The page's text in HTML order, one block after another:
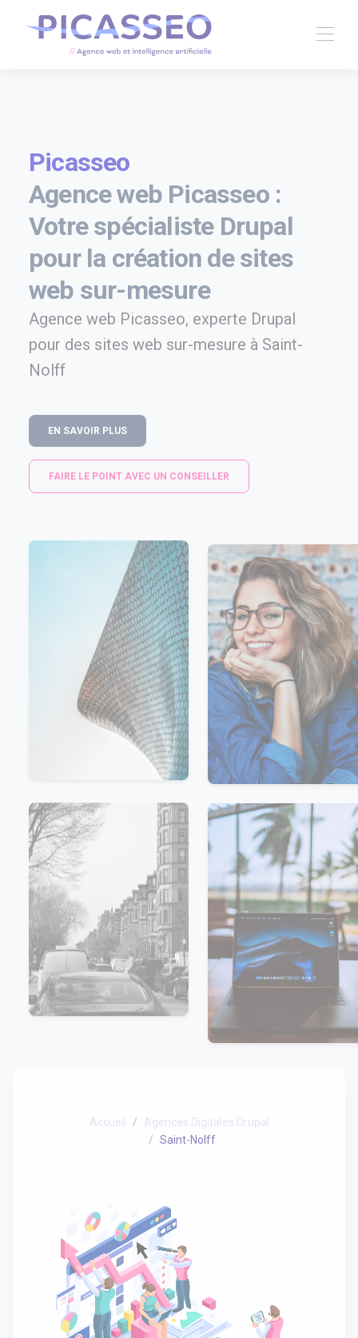
Picasseo
Agence web Picasseo :
Votre spécialiste Drupal
pour la création de sites
web sur-mesure
Agence web Picasseo, experte Drupal
pour des sites web sur-mesure à Saint-
Nolff
EN SAVOIR PLUS
FAIRE LE POINT AVEC UN CONSEILLER
Accueil
Agences Digitales Drupal
Saint-Nolff